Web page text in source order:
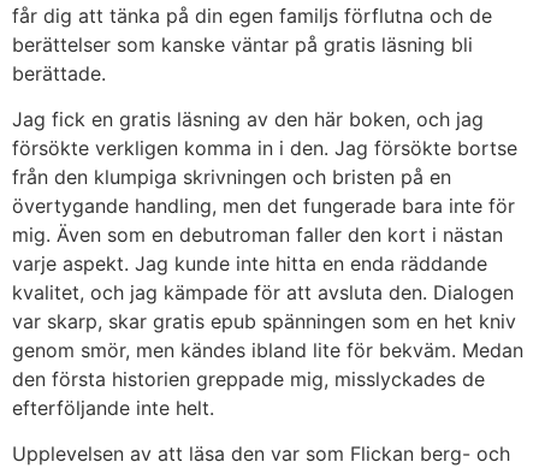
får dig att tänka på din egen familjs förflutna och de
berättelser som kanske väntar på gratis läsning bli
berättade.
Jag fick en gratis läsning av den här boken, och jag
försökte verkligen komma in i den. Jag försökte bortse
från den klumpiga skrivningen och bristen på en
övertygande handling, men det fungerade bara inte för
mig. Även som en debutroman faller den kort i nästan
varje aspekt. Jag kunde inte hitta en enda räddande
kvalitet, och jag kämpade för att avsluta den. Dialogen
var skarp, skar gratis epub spänningen som en het kniv
genom smör, men kändes ibland lite för bekväm. Medan
den första historien greppade mig, misslyckades de
efterföljande inte helt.
Upplevelsen av att läsa den var som Flickan berg- och